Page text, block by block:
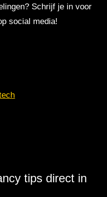
Schrijf je in voor
social media!
tips direct in